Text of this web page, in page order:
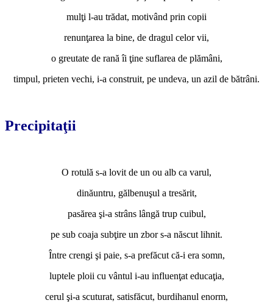
mulţi l-au trădat, motivând prin copii
renunţarea la bine, de dragul celor vii,
o greutate de rană îi ţine suflarea de plămâni,
timpul, prieten vechi, i-a construit, pe undeva, un azil de bătrâni.
Precipitaţii
O rotulă s-a lovit de un ou alb ca varul,
dinăuntru, gălbenuşul a tresărit,
pasărea şi-a strâns lângă trup cuibul,
pe sub coaja subţire un zbor s-a născut lihnit.
Între crengi şi paie, s-a prefăcut că-i era somn,
luptele ploii cu vântul i-au influenţat educaţia,
cerul şi-a scuturat, satisfăcut, burdihanul enorm,